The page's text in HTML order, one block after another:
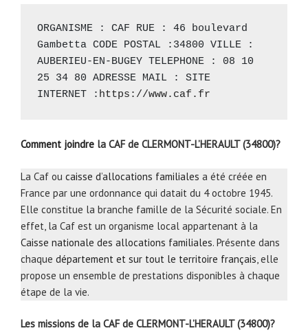
ORGANISME : CAF RUE : 46 boulevard
Gambetta CODE POSTAL :34800 VILLE :
AUBERIEU-EN-BUGEY TELEPHONE : 08 10
25 34 80 ADRESSE MAIL : SITE
INTERNET : https://www.caf.fr
Comment joindre la CAF de CLERMONT-L’HERAULT (34800)?
La Caf ou caisse d’allocations familiales a été créée en
France par une ordonnance qui datait du 4 octobre 1945.
Elle constitue la branche famille de la Sécurité sociale. En
effet, la Caf est un organisme local appartenant à la
Caisse nationale des allocations familiales. Présente dans
chaque département et sur tout le territoire français, elle
propose un ensemble de prestations disponibles à chaque
étape de la vie.
Les missions de la CAF de CLERMONT-L’HERAULT (34800)?